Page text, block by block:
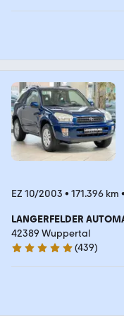
EZ 10/2003 • 171.396 km •
LANGERFELDER
42389 Wuppertal
4.9 Sterne
(439)